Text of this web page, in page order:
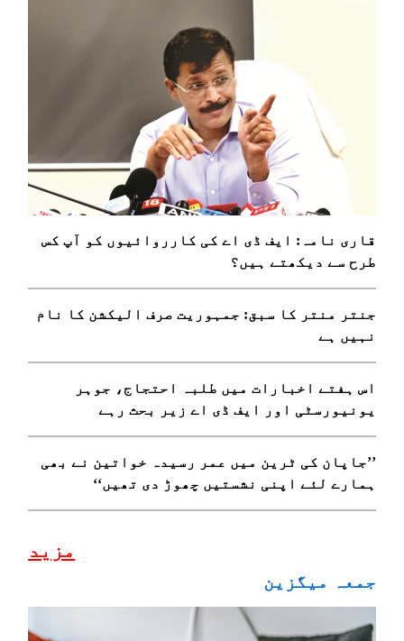
جمعہ میگزین
قاری نامہ: ایف ڈی اے کی کارروائیوں کو آپ کس
طرح سے دیکھتے ہیں؟
جنتر منتر کا سبق: جمہوریت صرف الیکشن کا نام
نہیں ہے
اس ہفتے اخبارات میں طلبہ احتجاج، جوہر
یونیورسٹی اور ایف ڈی اے زیر بحث رہے
’’جاپان کی ٹرین میں عمر رسیدہ خواتین نے بھی
ہمارے لئے اپنی نشستیں چھوڑ دی تھیں‘‘
مزید